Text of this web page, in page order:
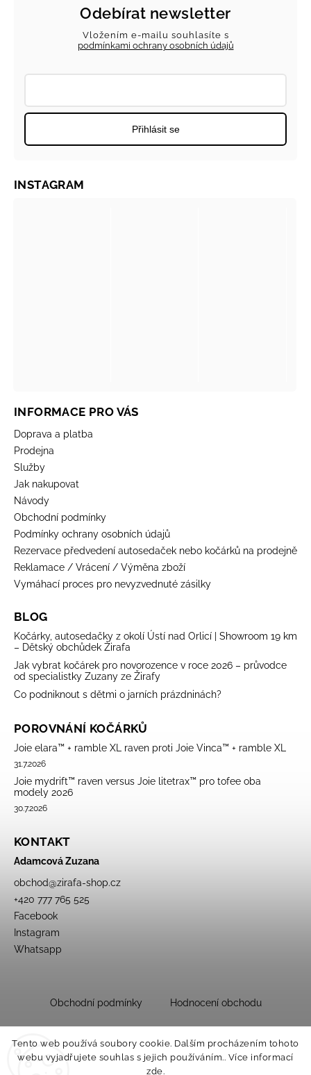
Tento web používá soubory cookie. Dalším procházením tohoto
webu vyjadřujete souhlas s jejich používáním.. Více informací
zde.
Odebírat newsletter
Vložením e-mailu souhlasíte s
podmínkami ochrany osobních údajů
Přihlásit se
INFORMACE PRO VÁS
Doprava a platba
Prodejna
Služby
Jak nakupovat
Návody
Obchodní podmínky
Podmínky ochrany osobních údajů
Rezervace předvedení autosedaček nebo kočárků na prodejně
Reklamace / Vrácení / Výměna zboží
Vymáhací proces pro nevyzvednuté zásilky
BLOG
Kočárky, autosedačky z okolí Ústí nad Orlicí | Showroom 19 km
– Dětský obchůdek Žirafa
Jak vybrat kočárek pro novorozence v roce 2026 – průvodce
od specialistky Zuzany ze Žirafy
Co podniknout s dětmi o jarních prázdninách?
POROVNÁNÍ KOČÁRKŮ
Joie elara™ + ramble XL raven proti Joie Vinca™ + ramble XL
31.7.2026
Joie mydrift™ raven versus Joie litetrax™ pro tofee oba
modely 2026
30.7.2026
KONTAKT
Adamcová Zuzana
obchod@zirafa-shop.cz
+420 777 765 525
Facebook
Instagram
Whatsapp
INSTAGRAM
Obchodní podmínky Hodnocení obchodu